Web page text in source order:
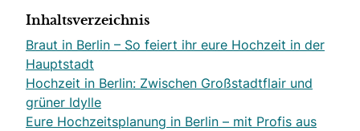
Inhaltsverzeichnis
Braut in Berlin – So feiert ihr eure Hochzeit in der
Hauptstadt
Hochzeit in Berlin: Zwischen Großstadtflair und
grüner Idylle
Eure Hochzeitsplanung in Berlin – mit Profis aus